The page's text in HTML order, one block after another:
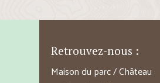
Retrouvez-nous :
Maison du parc / Château